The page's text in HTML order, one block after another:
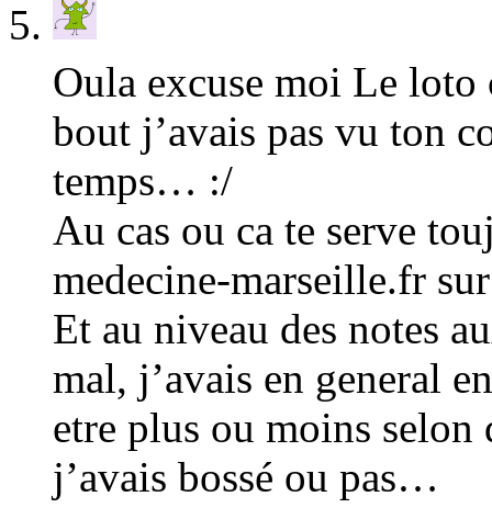
Oula excuse moi Le loto
bout j’avais pas vu ton
temps… :/
Au cas ou ca te serve
medecine-marseille.fr
Et au niveau des notes
mal, j’avais en general
etre plus ou moins selon
j’avais bossé ou pas…